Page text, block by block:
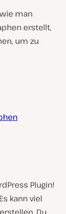
man
erstellt,
um zu
Plugin!
kann viel